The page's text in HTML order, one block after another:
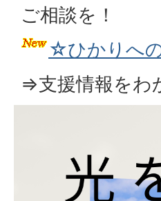
ご相談を！
☆ひかりへ
⇒支援情報をわ